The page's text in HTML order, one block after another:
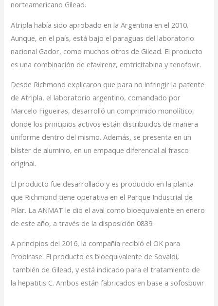
norteamericano Gilead.
Atripla había sido aprobado en la Argentina en el 2010.
Aunque, en el país, está bajo el paraguas del laboratorio
nacional Gador, como muchos otros de Gilead. El producto
es una combinación de efavirenz, emtricitabina y tenofovir.
Desde Richmond explicaron que para no infringir la patente
de Atripla, el laboratorio argentino, comandado por
Marcelo Figueiras, desarrolló un comprimido monolítico,
donde los principios activos están distribuidos de manera
uniforme dentro del mismo. Además, se presenta en un
blíster de aluminio, en un empaque diferencial al frasco
original.
El producto fue desarrollado y es producido en la planta
que Richmond tiene operativa en el Parque Industrial de
Pilar. La ANMAT le dio el aval como bioequivalente en enero
de este año, a través de la disposición 0839.
A principios del 2016, la compañía recibió el OK para
Probirase. El producto es bioequivalente de Sovaldi,
también de Gilead, y está indicado para el tratamiento de
la hepatitis C. Ambos están fabricados en base a sofosbuvir.